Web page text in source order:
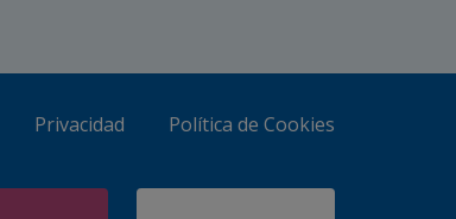
Privacidad Política de Cookies